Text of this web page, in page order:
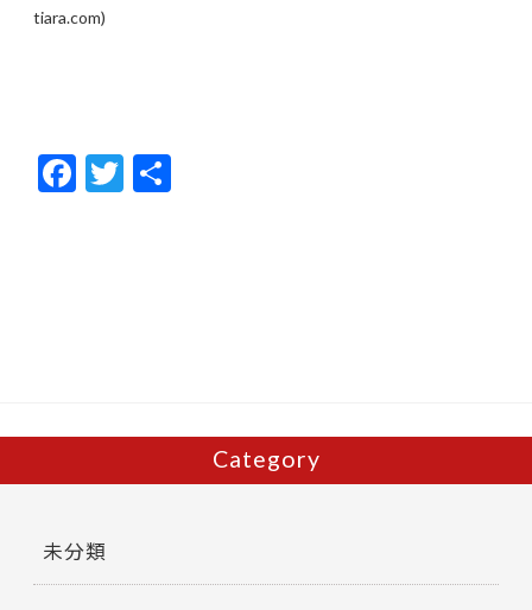
tiara.com)
F
ac
T
w
Category
未分類